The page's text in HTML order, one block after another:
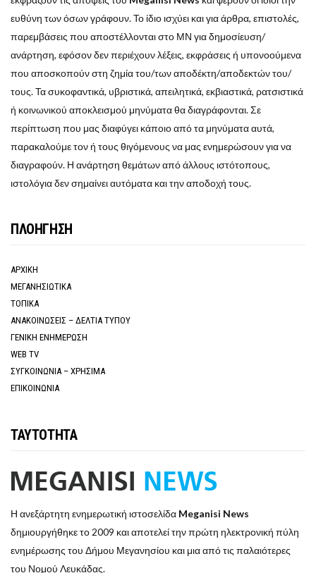
ευθύνη των όσων γράφουν. Το ίδιο ισχύει και για άρθρα, επιστολές,
παρεμβάσεις που αποστέλλονται στο ΜΝ για δημοσίευση/
ανάρτηση, εφόσον δεν περιέχουν λέξεις, εκφράσεις ή υπονοούμενα
που αποσκοπούν στη ζημία του/των αποδέκτη/αποδεκτών του/
τους. Τα συκοφαντικά, υβριστικά, απειλητικά, εκβιαστικά, ρατσιστικά
ή κοινωνικού αποκλεισμού μηνύματα θα διαγράφονται. Σε
περίπτωση που μας διαφύγει κάποιο από τα μηνύματα αυτά,
παρακαλούμε τον ή τους θιγόμενους να μας ενημερώσουν για να
διαγραφούν. Η ανάρτηση θεμάτων από άλλους ιστότοπους,
ιστολόγια δεν σημαίνει αυτόματα και την αποδοχή τους.
ΠΛΟΗΓΗΣΗ
ΑΡΧΙΚΗ
ΜΕΓΑΝΗΣΙΩΤΙΚΑ
ΤΟΠΙΚΑ
ΑΝΑΚΟΙΝΩΣΕΙΣ – ΔΕΛΤΙΑ ΤΥΠΟΥ
ΓΕΝΙΚΗ ΕΝΗΜΕΡΩΣΗ
WEB TV
ΣΥΓΚΟΙΝΩΝΙΑ – ΧΡΗΣΙΜΑ
ΕΠΙΚΟΙΝΩΝΙΑ
ΤΑΥΤΟΤΗΤΑ
Η ανεξάρτητη ενημερωτική ιστοσελίδα Meganisi News
δημιουργήθηκε το 2009 και αποτελεί την πρώτη ηλεκτρονική πύλη
ενημέρωσης του Δήμου Μεγανησίου και μια από τις παλαιότερες
του Νομού Λευκάδας.